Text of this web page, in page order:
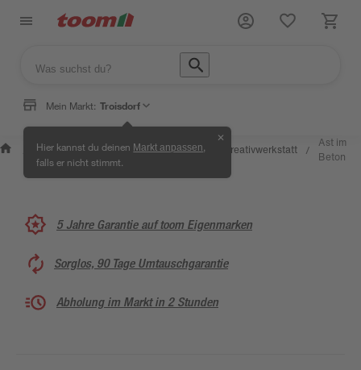
Mein Markt: Troisdorf
Hier kannst du deinen Markt anpassen
falls er nicht stimmt.
✕
Wissen &
Service
/
Selbermachen &
Ratgeber
Kreativwerkstatt /
Ast im
Beton
5 Jahre Garantie auf toom Eigenmarken
Sorglos, 90 Tage Umtauschgarantie
Abholung im Markt in 2 Stunden